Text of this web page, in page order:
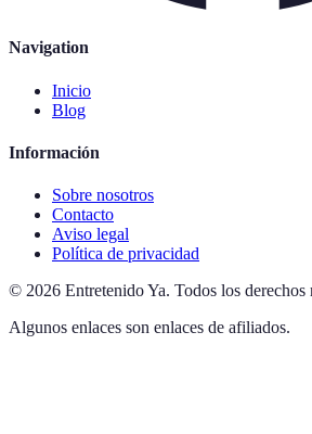
Navigation
Inicio
Blog
Información
Sobre nosotros
Contacto
Aviso legal
Política de privacidad
© 2026 Entretenido Ya. Todos los derechos
Algunos enlaces son enlaces de afiliados.